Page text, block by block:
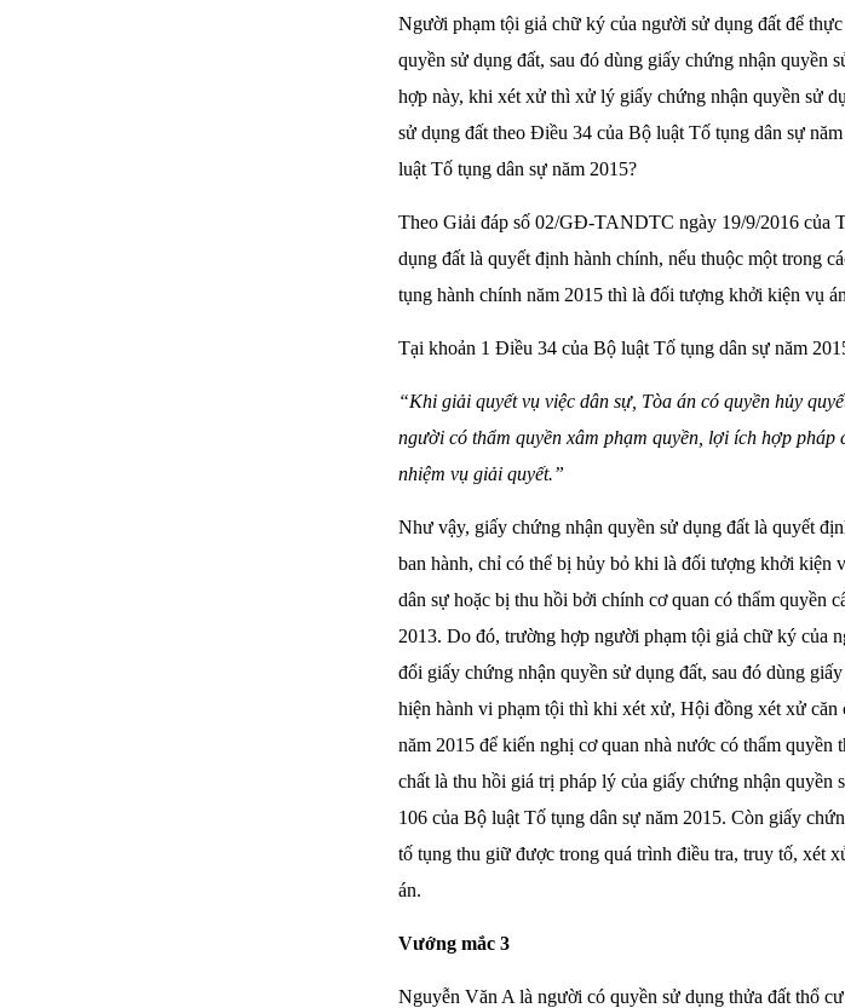
Người phạm tội giả chữ ký của người sử dụng đất để
quyền sử dụng đất, sau đó dùng giấy chứng nhận quyền
hợp này, khi xét xử thì xử lý giấy chứng nhận quyền sử
sử dụng đất theo Điều 34 của Bộ luật Tố tụng dân sự
luật Tố tụng dân sự năm 2015?
Theo Giải đáp số 02/GĐ-TANDTC ngày 19/9/2016 của
dụng đất là quyết định hành chính, nếu thuộc một trong
tụng hành chính năm 2015 thì là đối tượng khởi kiện vụ
Tại khoản 1 Điều 34 của Bộ luật Tố tụng dân sự năm
“Khi giải quyết vụ việc dân sự, Tòa án có quyền hủy
người có thẩm quyền xâm phạm quyền, lợi ích hợp
nhiệm vụ giải quyết.”
Như vậy, giấy chứng nhận quyền sử dụng đất là quyết
ban hành, chỉ có thể bị hủy bỏ khi là đối tượng khởi kiện
dân sự hoặc bị thu hồi bởi chính cơ quan có thẩm quyền
2013. Do đó, trường hợp người phạm tội giả chữ ký của
đổi giấy chứng nhận quyền sử dụng đất, sau đó dùng
hiện hành vi phạm tội thì khi xét xử, Hội đồng xét xử
năm 2015 để kiến nghị cơ quan nhà nước có thẩm
chất là thu hồi giá trị pháp lý của giấy chứng nhận
106 của Bộ luật Tố tụng dân sự năm 2015. Còn giấy
tố tụng thu giữ được trong quá trình điều tra, truy tố, xét
án.
Vướng mắc 3
Nguyễn Văn A là người có quyền sử dụng thửa đất thổ